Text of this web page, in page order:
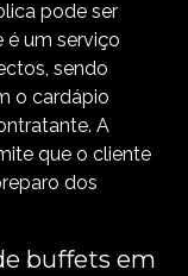
pode ser
é um serviço
sendo
o cardápio
A
que o cliente
dos
buffets em